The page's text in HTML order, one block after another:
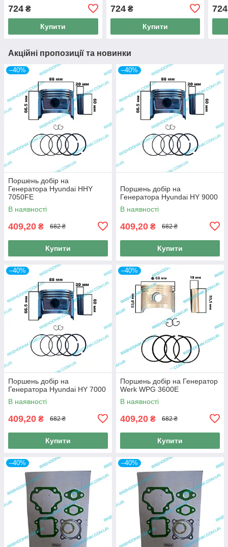
724 ₴
Купити
724₴
Купити
724
Акційні пропозиції та новинки
–40%
Поршень добір на
Генератора Hyundai HHY
7050FE
В наявності
409,20 ₴ 682 ₴
Купити
–40%
Поршень добір на
Генератора Hyundai HY 9000
В наявності
409,20 ₴ 682 ₴
Купити
–40%
Поршень добір на
Генератора Hyundai HY 7000
В наявності
409,20 ₴ 682 ₴
Купити
–40%
Поршень добір на Генератор
Werk WPG 3600E
В наявності
409,20 ₴ 682 ₴
Купити
–40% –40%